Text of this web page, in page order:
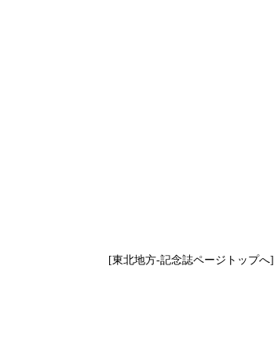
[東北地方-記念誌ページトップへ]